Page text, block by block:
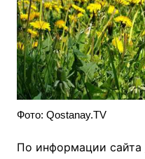
Фото: Qostanay.TV
По информации сайта